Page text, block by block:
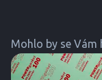
Mohlo by se Vám